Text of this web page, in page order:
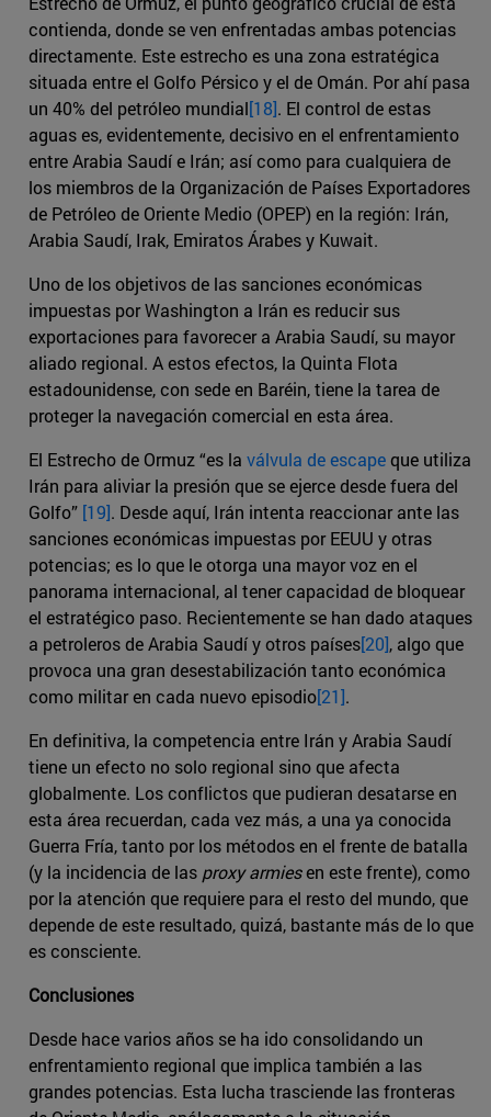
contienda, donde se ven enfrentadas ambas potencias
directamente. Este estrecho es una zona estratégica
situada entre el Golfo Pérsico y el de Omán. Por ahí pasa
un 40% del petróleo mundial[18]. El control de estas
aguas es, evidentemente, decisivo en el enfrentamiento
entre Arabia Saudí e Irán; así como para cualquiera de
los miembros de la Organización de Países Exportadores
de Petróleo de Oriente Medio (OPEP) en la región: Irán,
Arabia Saudí, Irak, Emiratos Árabes y Kuwait.
Uno de los objetivos de las sanciones económicas
impuestas por Washington a Irán es reducir sus
exportaciones para favorecer a Arabia Saudí, su mayor
aliado regional. A estos efectos, la Quinta Flota
estadounidense, con sede en Baréin, tiene la tarea de
proteger la navegación comercial en esta área.
El Estrecho de Ormuz “es la válvula de escapeque utiliza
Irán para aliviar la presión que se ejerce desde fuera del
Golfo” [19]. Desde aquí, Irán intenta reaccionar ante las
sanciones económicas impuestas por EEUU y otras
potencias; es lo que le otorga una mayor voz en el
panorama internacional, al tener capacidad de bloquear
el estratégico paso. Recientemente se han dado ataques
a petroleros de Arabia Saudí y otros países[20], algo que
provoca una gran desestabilización tanto económica
como militar en cada nuevo episodio[21].
En definitiva, la competencia entre Irán y Arabia Saudí
tiene un efecto no solo regional sino que afecta
globalmente. Los conflictos que pudieran desatarse en
esta área recuerdan, cada vez más, a una ya conocida
Guerra Fría, tanto por los métodos en el frente de batalla
(y la incidencia de las proxy armiesen este frente), como
por la atención que requiere para el resto del mundo, que
depende de este resultado, quizá, bastante más de lo que
es consciente.
Conclusiones
Desde hace varios años se ha ido consolidando un
enfrentamiento regional que implica también a las
grandes potencias. Esta lucha trasciende las fronteras